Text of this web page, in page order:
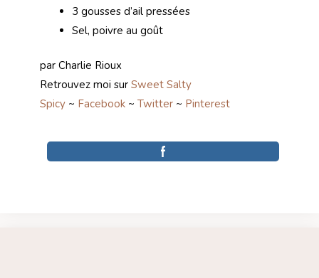
3 gousses d’ail pressées
Sel, poivre au goût
par Charlie Rioux
Retrouvez moi sur Sweet Salty
Spicy ~ Facebook ~ Twitter ~ Pinterest